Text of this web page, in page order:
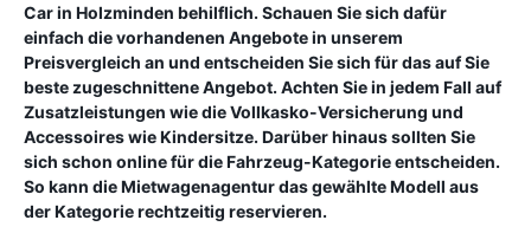
Car in Holzminden behilflich. Schauen Sie sich dafür
einfach die vorhandenen Angebote in unserem
Preisvergleich an und entscheiden Sie sich für das auf Sie
beste zugeschnittene Angebot. Achten Sie in jedem Fall auf
Zusatzleistungen wie die Vollkasko-Versicherung und
Accessoires wie Kindersitze. Darüber hinaus sollten Sie
sich schon online für die Fahrzeug-Kategorie entscheiden.
So kann die Mietwagenagentur das gewählte Modell aus
der Kategorie rechtzeitig reservieren.